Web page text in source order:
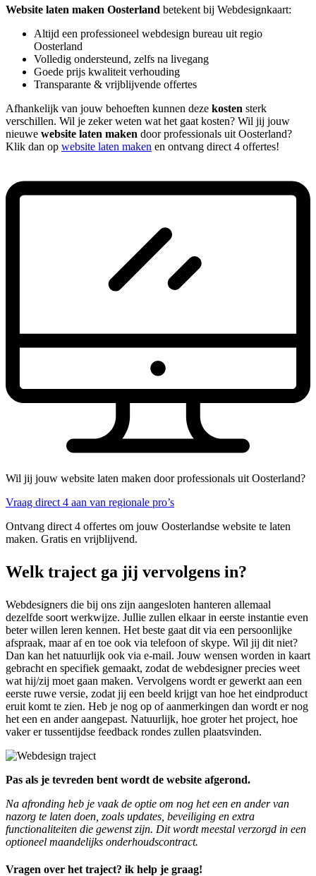
Website laten maken Oosterland betekent bij Webdesignkaart:
Altijd een professioneel webdesign bureau uit regio
Oosterland
Volledig ondersteund, zelfs na livegang
Goede prijs kwaliteit verhouding
Transparante & vrijblijvende offertes
Afhankelijk van jouw behoeften kunnen deze kosten sterk
verschillen. Wil je zeker weten wat het gaat kosten? Wil jij jouw
nieuwe website laten maken door professionals uit Oosterland?
Klik dan op website laten maken en ontvang direct 4 offertes!
Wil jij jouw website laten maken door professionals uit Oosterland?
Vraag direct 4 aan van regionale pro’s
Ontvang direct 4 offertes om jouw Oosterlandse website te laten
maken. Gratis en vrijblijvend.
Welk traject ga jij vervolgens in?
Webdesigners die bij ons zijn aangesloten hanteren allemaal
dezelfde soort werkwijze. Jullie zullen elkaar in eerste instantie even
beter willen leren kennen. Het beste gaat dit via een persoonlijke
afspraak, maar af en toe ook via telefoon of skype. Wil jij dit niet?
Dan kan het natuurlijk ook via e-mail. Jouw wensen worden in kaart
gebracht en specifiek gemaakt, zodat de webdesigner precies weet
wat hij/zij moet gaan maken. Vervolgens wordt er gewerkt aan een
eerste ruwe versie, zodat jij een beeld krijgt van hoe het eindproduct
eruit komt te zien. Heb je nog op of aanmerkingen dan wordt er nog
het een en ander aangepast. Natuurlijk, hoe groter het project, hoe
vaker er tussentijdse feedback rondes zullen plaatsvinden.
Pas als je tevreden bent wordt de website afgerond.
Na afronding heb je vaak de optie om nog het een en ander van
nazorg te laten doen, zoals updates, beveiliging en extra
functionaliteiten die gewenst zijn. Dit wordt meestal verzorgd in een
optioneel maandelijks onderhoudscontract.
Vragen over het traject? ik help je graag!